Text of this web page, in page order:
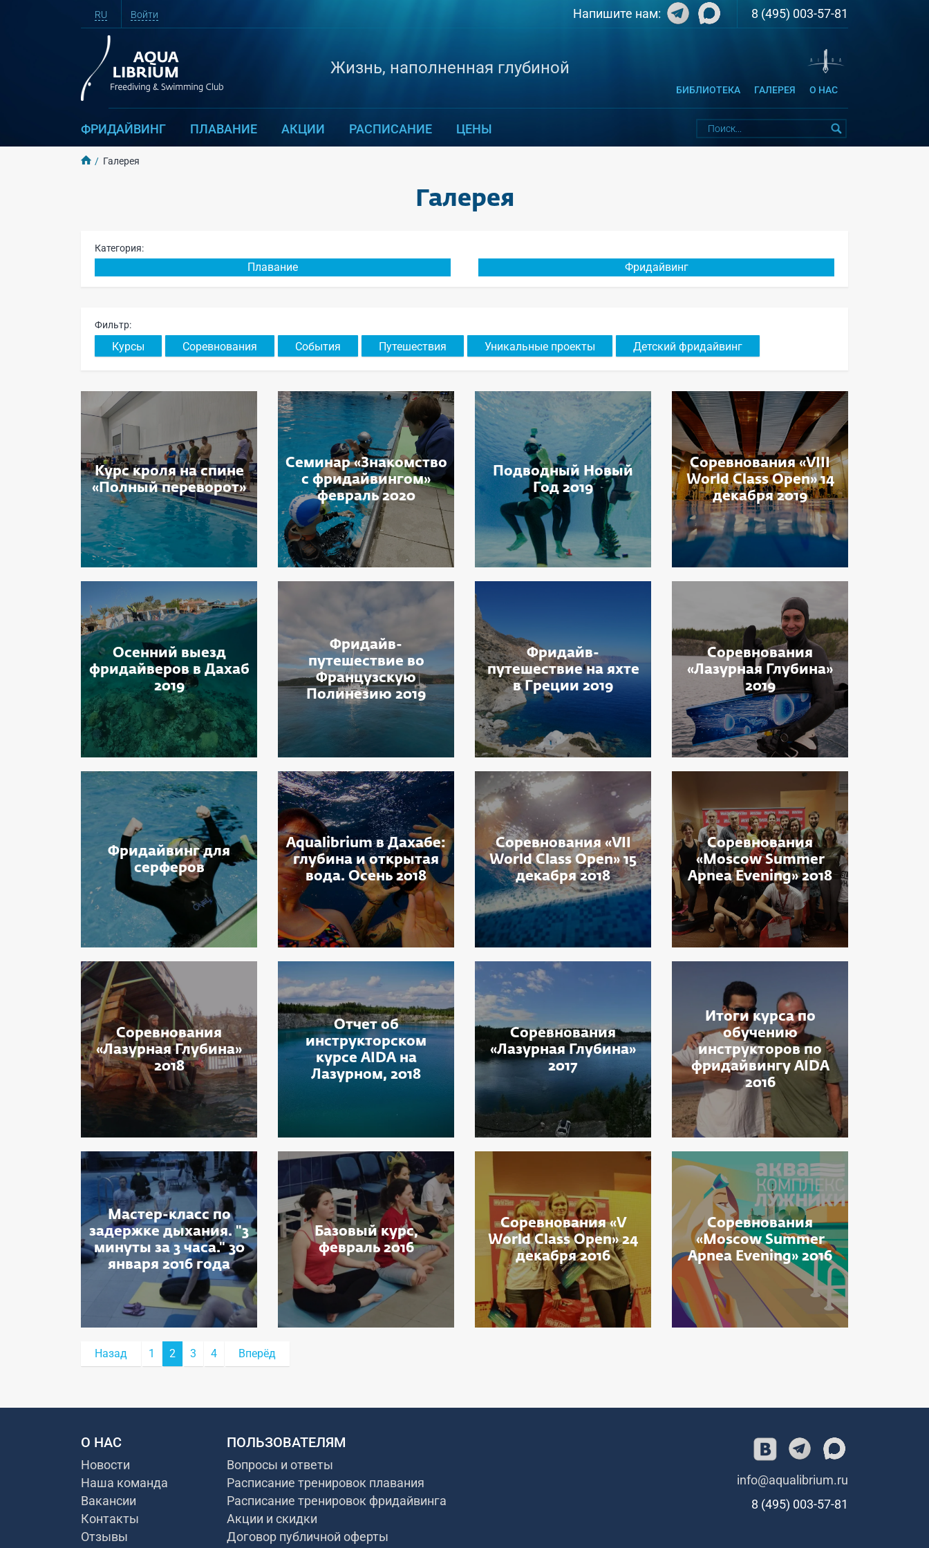
RU Войти Напишите нам: 8 (495) 003-57-81
Жизнь, наполненная глубиной
БИБЛИОТЕКА ГАЛЕРЕЯ О НАС
ФРИДАЙВИНГ ПЛАВАНИЕ АКЦИИ РАСПИСАНИЕ ЦЕНЫ
Галерея
Галерея
Категория:
Плавание Фридайвинг
Фильтр:
Курсы Соревнования События Путешествия Уникальные проекты Детский фридайвинг
Курс кроля на спине
«Полный переворот»
Семинар «Знакомство
с фридайвингом»
февраль 2020
Подводный Новый
Год 2019
Соревнования «VIII
World Class Open» 14
декабря 2019
Осенний выезд
фридайверов в Дахаб
2019
Фридайв-
путешествие во
Французскую
Полинезию 2019
Фридайв-
путешествие на яхте
в Греции 2019
Соревнования
«Лазурная Глубина»
2019
Фридайвинг для
серферов
Aqualibrium в Дахабе:
глубина и открытая
вода. Осень 2018
Соревнования «VII
World Class Open» 15
декабря 2018
Соревнования
«Moscow Summer
Apnea Evening» 2018
Соревнования
«Лазурная Глубина»
2018
Отчет об
инструкторском
курсе AIDA на
Лазурном, 2018
Соревнования
«Лазурная Глубина»
2017
Итоги курса по
обучению
инструкторов по
фридайвингу AIDA
2016
Мастер-класс по
задержке дыхания. "3
минуты за 3 часа." 30
января 2016 года
Базовый курс,
февраль 2016
Соревнования «V
World Class Open» 24
декабря 2016
Соревнования
«Moscow Summer
Apnea Evening» 2016
Назад 1 2 3 4 Вперёд
О НАС
Новости
Наша команда
Вакансии
Контакты
Отзывы
ПОЛЬЗОВАТЕЛЯМ
Вопросы и ответы
Расписание тренировок плавания
Расписание тренировок фридайвинга
Акции и скидки
Договор публичной оферты
info@aqualibrium.ru
8 (495) 003-57-81